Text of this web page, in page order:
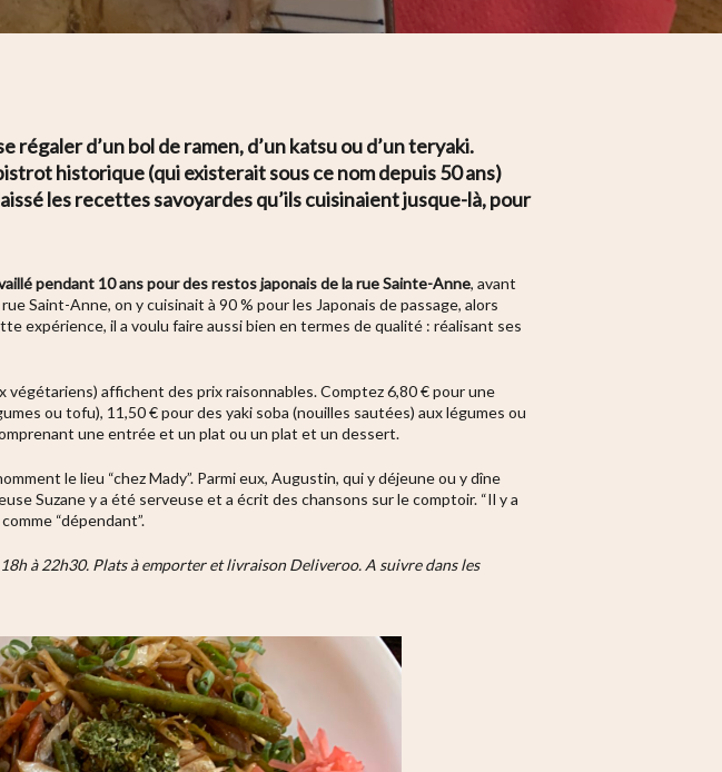
d’un bol de ramen, d’un katsu ou d’un teryaki.
historique (qui existerait sous ce nom depuis 50 ans)
les recettes savoyardes qu’ils cuisinaient jusque-là, pour
pendant 10 ans pour des restos japonais de la rue Sainte-Anne, avant
Saint-Anne, on y cuisinait à 90 % pour les Japonais de passage, alors
expérience, il a voulu faire aussi bien en termes de qualité : réalisant ses
végétariens) affichent des prix raisonnables. Comptez 6,80 € pour une
ou tofu), 11,50 € pour des yaki soba (nouilles sautées) aux légumes ou
une entrée et un plat ou un plat et un dessert.
le lieu “chez Mady”. Parmi eux, Augustin, qui y déjeune ou y dîne
Suzane y a été serveuse et a écrit des chansons sur le comptoir. “Il y a
“dépendant”.
à 22h30. Plats à emporter et livraison Deliveroo. A suivre dans les